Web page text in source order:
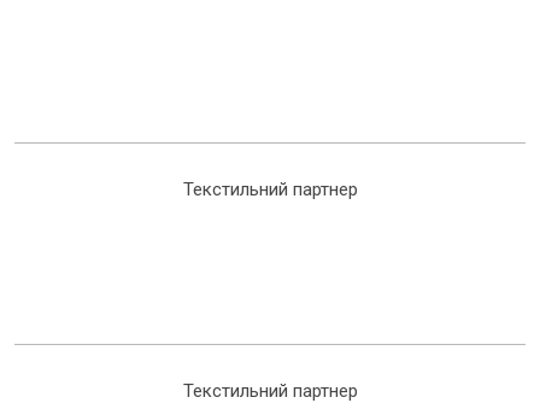
Текстильний партнер
Текстильний партнер